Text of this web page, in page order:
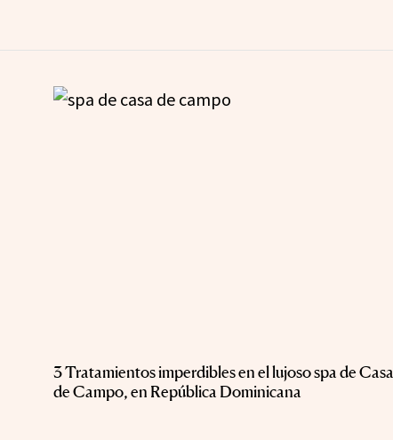
​​3 Tratamientos imperdibles en el lujoso spa de Casa
de Campo, en República Dominicana